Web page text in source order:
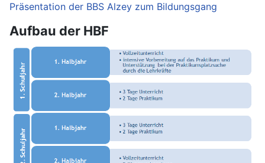
Präsentation der BBS Alzey zum Bildungsgang
Aufbau der HBF